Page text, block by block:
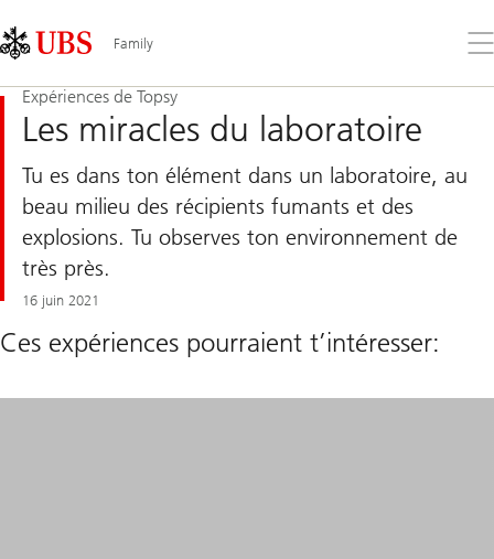
Links
Area
Family
le
Expériences de Topsy
Les miracles du laboratoire
Tu es dans ton élément dans un laboratoire, au
beau milieu des récipients fumants et des
explosions. Tu observes ton environnement de
très près.
16 juin 2021
Ces expériences pourraient t’intéresser: